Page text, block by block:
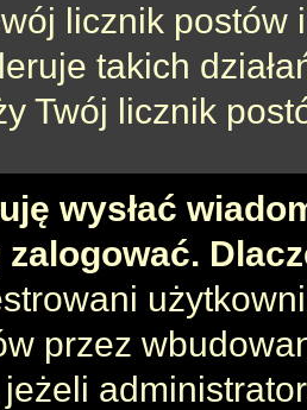
licznik postów
takich
Twój licznik
wysłać
zalogować.
przez